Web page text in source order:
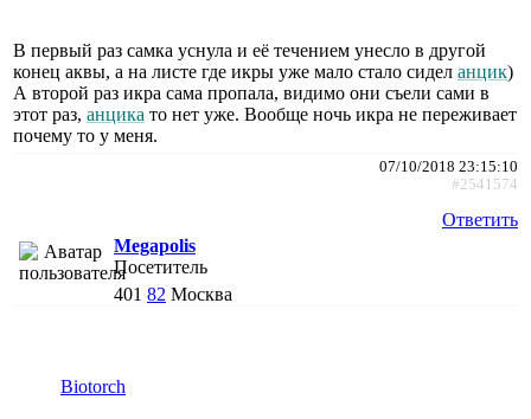
В первый раз самка уснула и её течением унесло в другой
конец аквы, а на листе где икры уже мало стало сидел анцик)
А второй раз икра сама пропала, видимо они съели сами в
этот раз, анцика то нет уже. Вообще ночь икра не переживает
почему то у меня.
07/10/2018 23:15:10
#2541574
Ответить
Megapolis
Посетитель
401 82 Москва
Biotorch